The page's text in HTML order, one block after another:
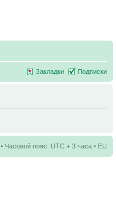
Закладки Подписки
• Часовой пояс: UTC + 3 часа • EU